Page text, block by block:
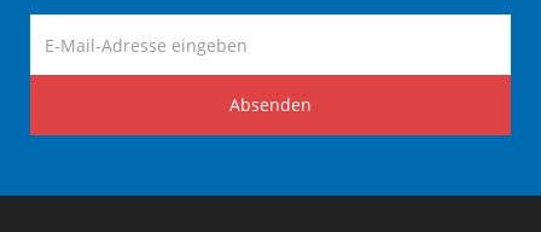
Absenden